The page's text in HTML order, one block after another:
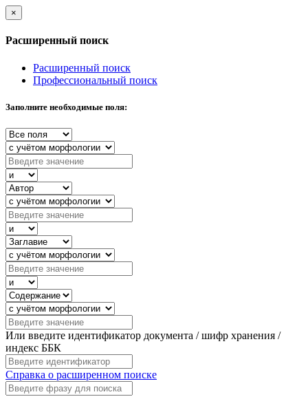
×
Расширенный поиск
Расширенный поиск
Профессиональный поиск
Заполните необходимые поля:
Или введите идентификатор документа / шифр хранения /
индекс ББК
Справка о расширенном поиске